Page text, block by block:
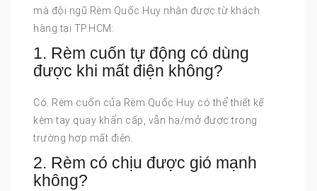
mà đội ngũ Rèm Quốc Huy nhận được từ khách
hàng tại TP.HCM:
1. Rèm cuốn tự động có dùng
được khi mất điện không?
Có. Rèm cuốn của Rèm Quốc Huy có thể thiết kế
kèm tay quay khẩn cấp, vẫn hạ/mở được trong
trường hợp mất điện.
2. Rèm có chịu được gió mạnh
không?